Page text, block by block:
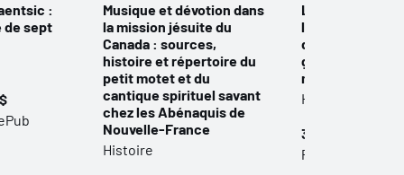
:
de sept
Musique et dévotion dans
la mission jésuite du
Canada : sources,
histoire et répertoire du
petit motet et du
cantique spirituel savant
chez les Abénaquis de
Nouvelle-France
Histoire
La
l’Atlantique. La
de l’histoire
grecques aux
modernes
Histoire
35,00 $ - 29,00
Papier et PDF